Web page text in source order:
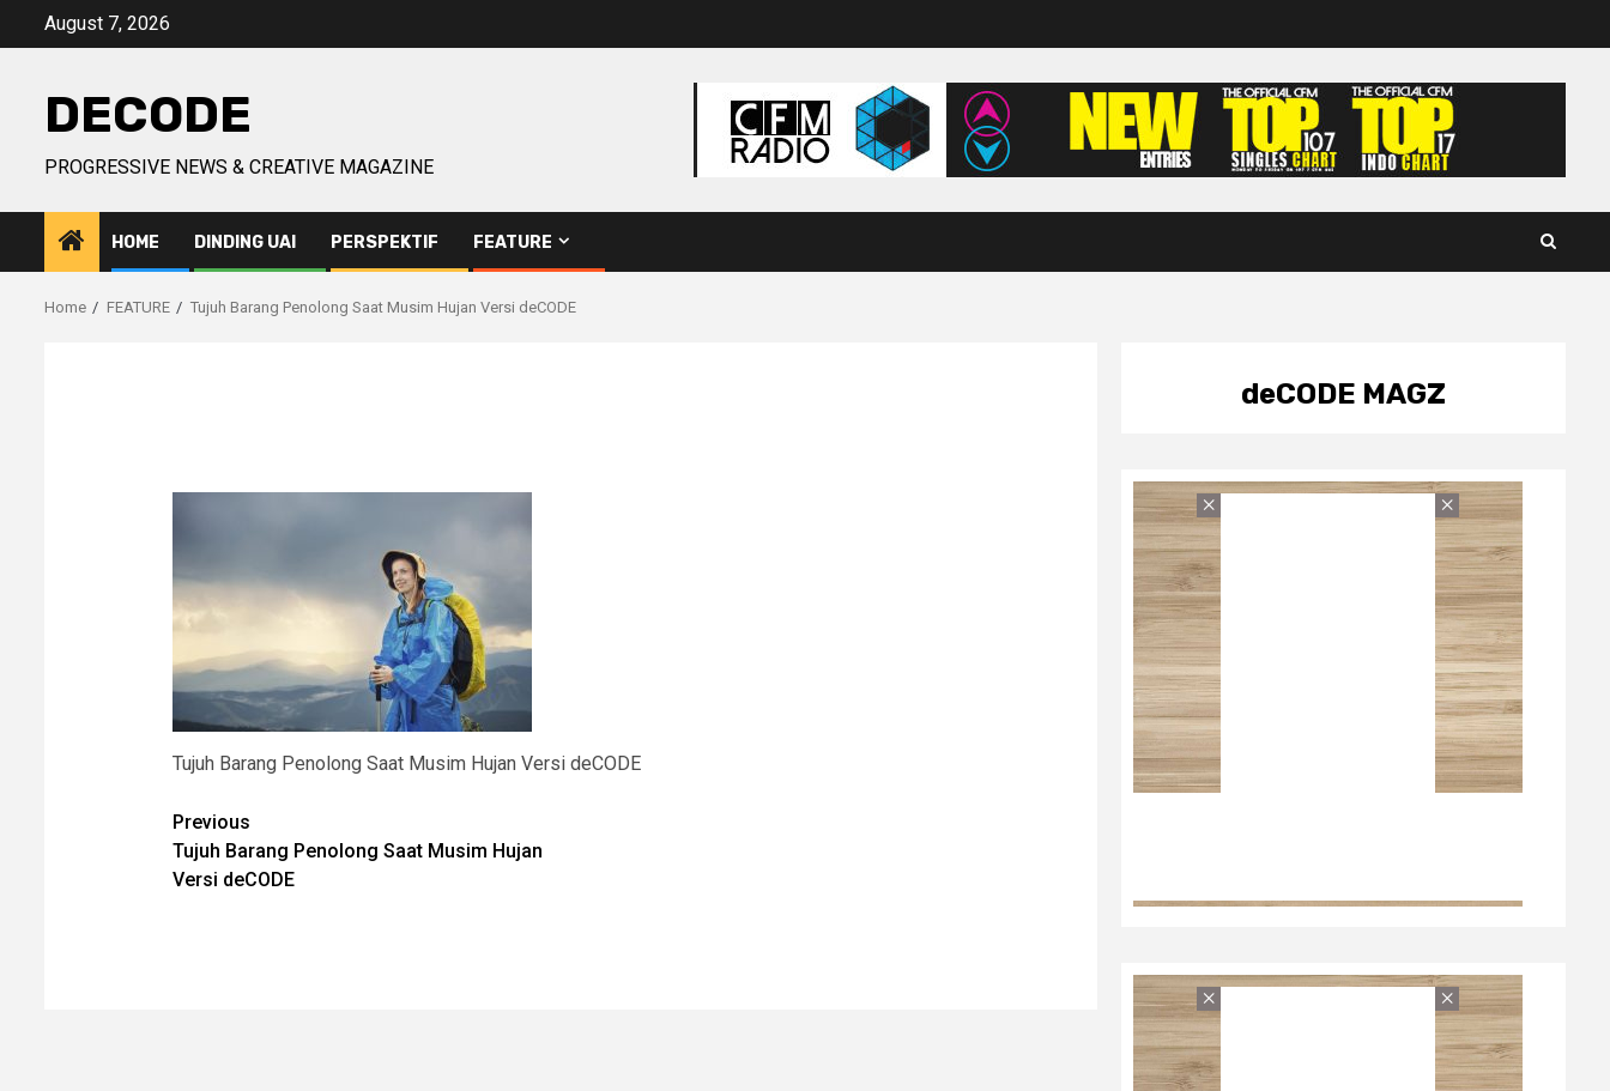
August 7, 2026
DECODE
PROGRESSIVE NEWS & CREATIVE MAGAZINE
HOME DINDING UAI PERSPEKTIF FEATURE
Home FEATURE Tujuh Barang Penolong Saat Musim Hujan Versi deCODE
Tujuh Barang Penolong Saat Musim Hujan Versi deCODE
Post
navigation
Previous
Tujuh Barang Penolong Saat Musim Hujan
Versi deCODE
deCODE MAGZ